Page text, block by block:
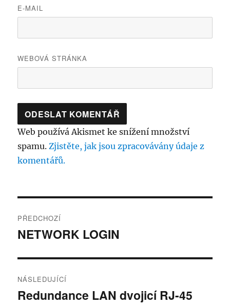
E-MAIL
WEBOVÁ STRÁNKA
Web používá Akismet ke snížení množství
spamu.Zjistěte, jak jsou zpracovávány údaje z
komentářů.
pro
PŘEDCHOZÍ
Předchozí
NETWORK LOGIN
NÁSLEDUJÍCÍ
Následující
Redundance LAN dvojicí RJ-45